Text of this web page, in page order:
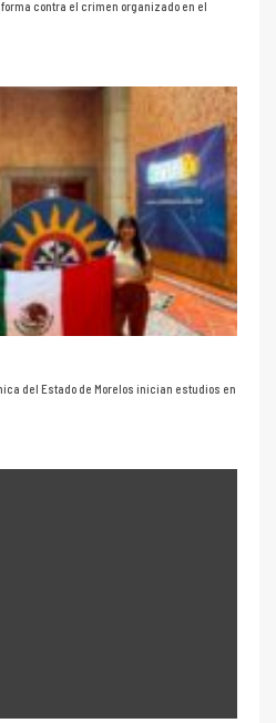
contra el crimen organizado en el
del Estado de Morelos inician estudios en